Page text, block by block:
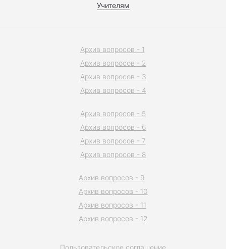
Учителям
Пользовательское соглашение
Архив вопросов - 1
Архив вопросов - 2
Архив вопросов - 3
Архив вопросов - 4
Архив вопросов - 5
Архив вопросов - 6
Архив вопросов - 7
Архив вопросов - 8
Архив вопросов - 9
Архив вопросов - 10
Архив вопросов - 11
Архив вопросов - 12